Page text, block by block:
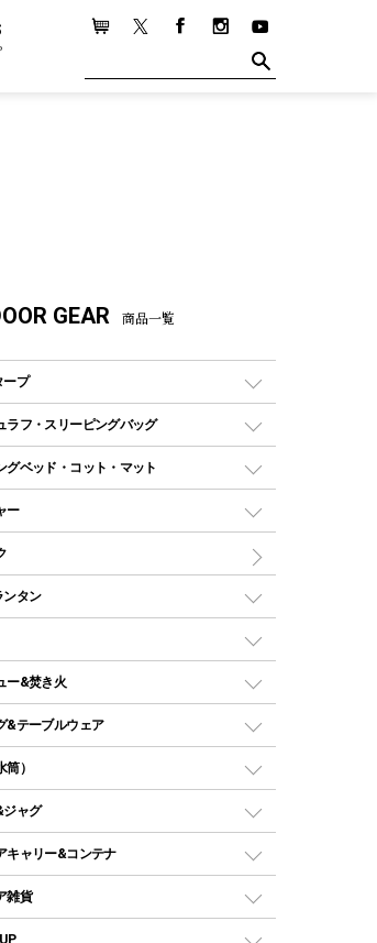
GEAR 商品一覧
ープ
ムテント
ルテント
ーテント
ト
・オリジナルテント
タープ（レクタタープ）
タープ
ープ
クセサリー
ラフ・スリーピングバッグ
グラー型（封筒型）シュラフ
シュラフ
グベッド・コット・マット
ングベッド・コット
ータブルマット
ー
アテーブル
シート
ンタン
タン
タン
ンタン
ト
イト
ル
ナー
チ、ライター
ー&焚き火
ューコンロ、グリル
タイプ（ロースタイル）グリル
プグリル
ータイプグリル
ンプ用グリル
&テーブルウェア
ーブン
ンドメーカー
セット
）
スボトル
きタイプ
チタイプ
ックボトル
ジャグ
ボックス
バッグ
ージャグ
キャリー&コンテナ
アキャリー
雑貨
ック&バッグ